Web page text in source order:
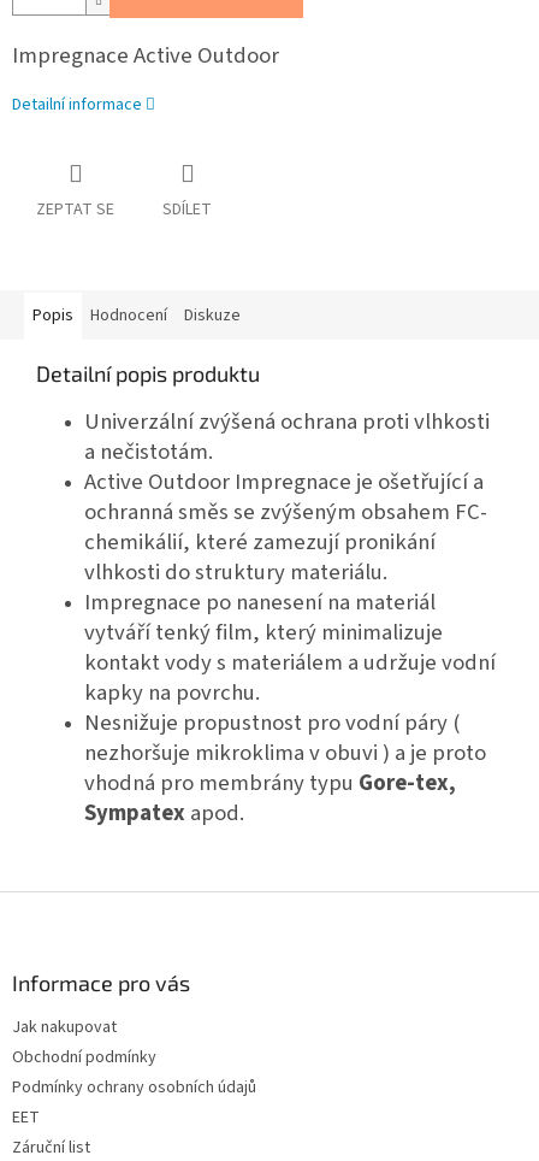
Impregnace Active Outdoor
Detailní informace
ZEPTAT SE SDÍLET
Popis Hodnocení Diskuze
Detailní popis produktu
Univerzální zvýšená ochrana proti vlhkosti
a nečistotám.
Active Outdoor Impregnace je ošetřující a
ochranná směs se zvýšeným obsahem FC-
chemikálií, které zamezují pronikání
vlhkosti do struktury materiálu.
Impregnace po nanesení na materiál
vytváří tenký film, který minimalizuje
kontakt vody s materiálem a udržuje vodní
kapky na povrchu.
Nesnižuje propustnost pro vodní páry (
nezhoršuje mikroklima v obuvi ) a je proto
vhodná pro membrány typu Gore-tex,
Sympatex apod.
Informace pro vás
Jak nakupovat
Obchodní podmínky
Podmínky ochrany osobních údajů
EET
Záruční list